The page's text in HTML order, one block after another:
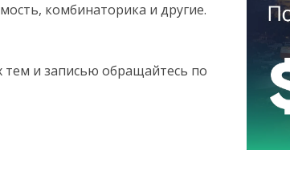
комбинаторика и другие.
и записью обращайтесь по